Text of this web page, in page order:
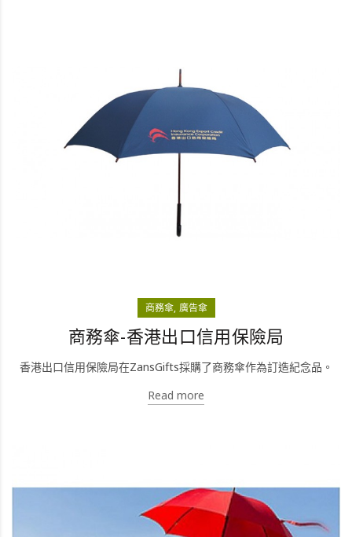
商務傘 廣告傘
商務傘-香港出口信用保險局
香港出口信用保險局在ZansGifts採購了商務傘作為訂造紀念品。
Read more